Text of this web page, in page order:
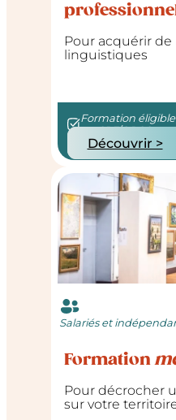
Pour acquérir
linguistiques
Formation éligible
au CPF/OPCO
Découvrir >
Salariés et
Formation
Pour décrocher
sur votre